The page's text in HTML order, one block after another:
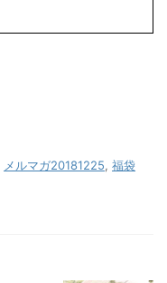
メルマガ20181225, 福袋